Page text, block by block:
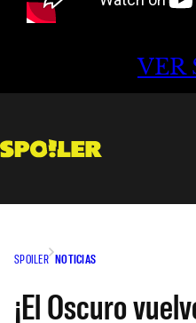
VER
SPOILER NOTICIAS
¡El Oscuro